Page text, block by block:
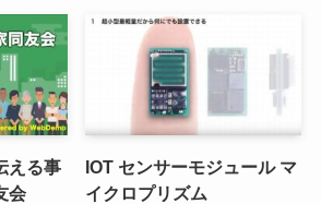
える事
会
IOT センサーモジュール マ
イクロプリズム